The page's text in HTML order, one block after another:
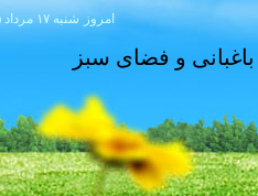
۱۴۰۵ شنبه ۱۷ مرداد امروز
باغبانی و فضای سبز